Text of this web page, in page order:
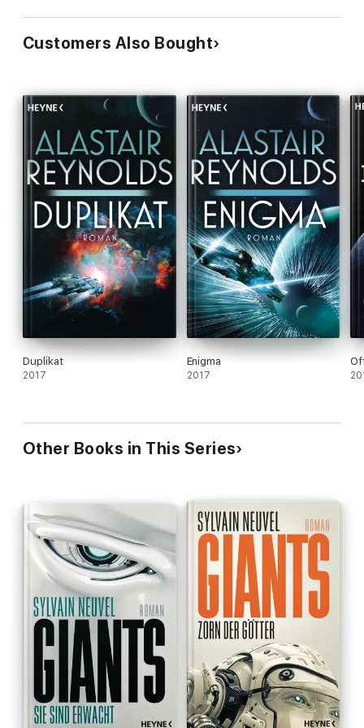
Customers Also Bought
Duplikat
2017
Enigma
2017
Other Books in This Series